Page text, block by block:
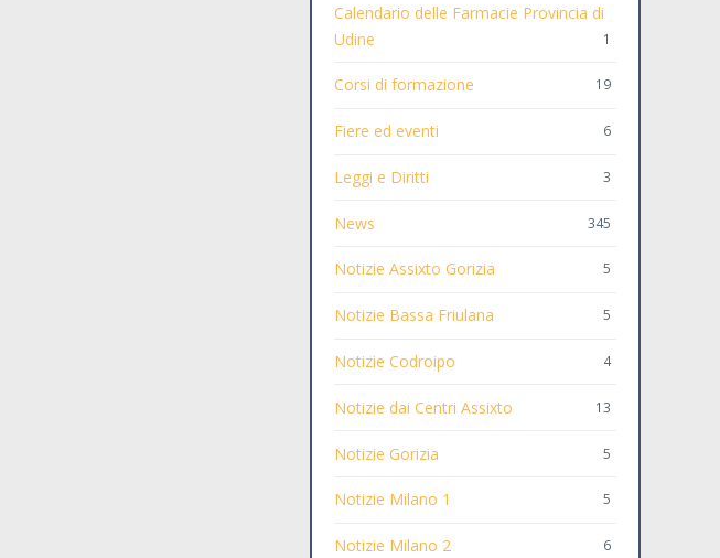
Calendario delle Farmacie Provincia di
Udine
1
Corsi di formazione 19
Fiere ed eventi 6
Leggi e Diritti 3
News 345
Notizie Assixto Gorizia 5
Notizie Bassa Friulana 5
Notizie Codroipo 4
Notizie dai Centri Assixto 13
Notizie Gorizia 5
Notizie Milano 1 5
Notizie Milano 2 6